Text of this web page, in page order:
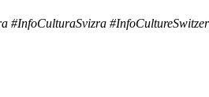
#InfoCulturaSvizra